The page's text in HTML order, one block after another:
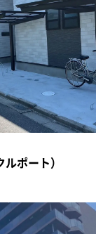
ポート）